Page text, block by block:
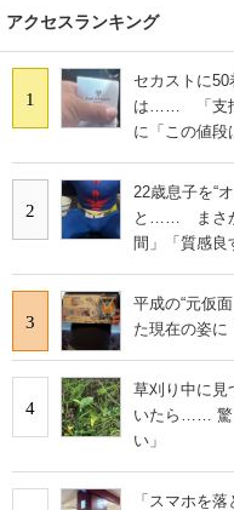
アクセスランキング
1
セカストに
は…… 「支払
に「この値段
2
22歳息子を“
と…… まさか
間」「質感良
3
平成の“元仮
た現在の姿に
4
草刈り中に
いたら…… 驚
い」
「スマホを